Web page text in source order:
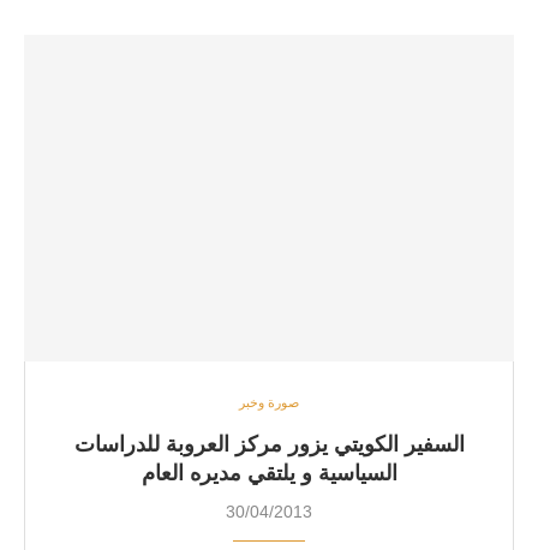
صورة وخبر
السفير الكويتي يزور مركز العروبة للدراسات
السياسية و يلتقي مديره العام
30/04/2013